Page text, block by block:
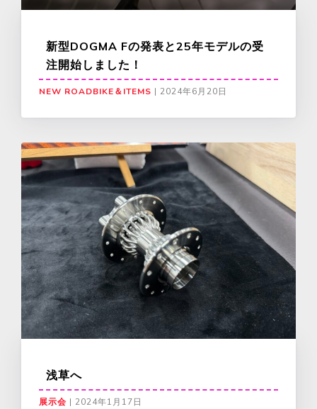
新型DOGMA Fの発表と25年モデルの受
注開始しました！
NEW ROADBIKE＆ITEMS | 2024年6月20日
浅草へ
展示会 | 2024年1月17日